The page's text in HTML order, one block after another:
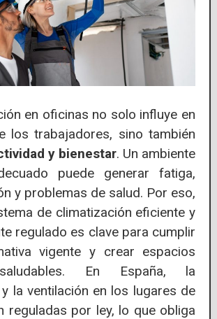
en oficinas no solo influye en
los trabajadores, sino también
y bienestar. Un ambiente
puede generar fatiga,
y problemas de salud. Por eso,
de climatización eficiente y
regulado es clave para cumplir
vigente y crear espacios
En España, la
la ventilación en los lugares de
reguladas por ley, lo que obliga